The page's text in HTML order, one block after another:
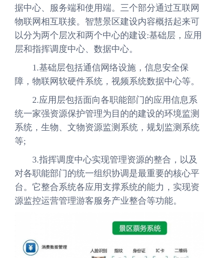
据中心、服务端和使用端。三个部分通过互联网
物联网相互联接。智慧景区建设内容概括起来可
以分为两个层次和两个中心的建设:基础层，应用
层和指挥调度中心、数据中心。
1.基础层包括通信网络设施，信息安全保
障，物联网软硬件系统，视频系统数据中心等。
2.应用层包括面向各职能部门的应用信息系
统一家强资源保护管理为目的的建设的环境监测
系统，生物、文物资源监测系统，规划监测系统
等;
3.指挥调度中心实现管理资源的整合，以及
对各职能部门的统一组织协调是最重要的核心平
台。它整合系统各应用支撑系统的能力，实现资
源监控运营管理游客服务产业整合等功能。